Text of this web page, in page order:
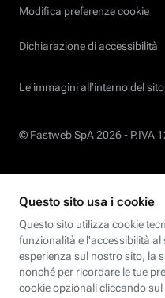
Modifica preferenze cookie
Dichiarazione di accessibilità
Le immagini all’interno del
© Fastweb SpA 2026 - P.IVA